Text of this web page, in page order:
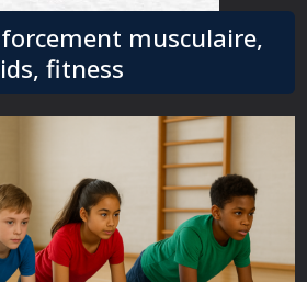
musculaire,
fitness